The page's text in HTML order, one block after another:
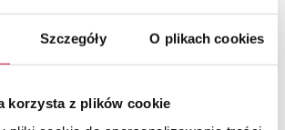
Szczegóły O plikach cookies
korzysta z plików cookie
oprogramowania biznesowego
One. Od 2006 r. sukcesywnie
nowym Klientom o różnych profilach